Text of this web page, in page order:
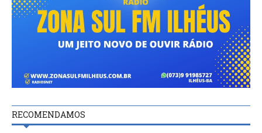
RECOMENDAMOS